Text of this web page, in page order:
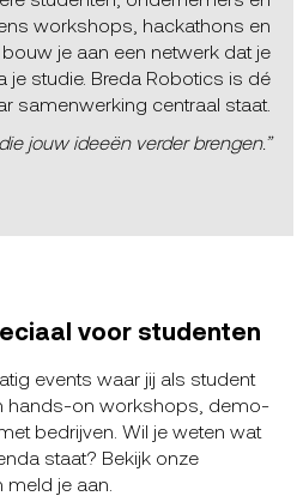
workshops, hackathons en
je aan een netwerk dat je
je studie. Breda Robotics is dé
samenwerking centraal staat.
jouw ideeën verder brengen.”
voor studenten
events waar jij als student
hands-on workshops, demo-
bedrijven. Wil je weten wat
staat? Bekijk onze
je aan.